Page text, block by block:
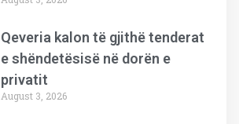
Qeveria kalon të gjithë tenderat
e shëndetësisë në dorën e
privatit
August 3, 2026